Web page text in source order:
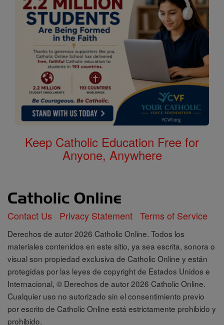
Keep Catholic Education Free for
Anyone, Anywhere
Contact Us Privacy Statement Terms of Service
Derechos de autor 2026 Catholic Online. Todos los
materiales contenidos en este sitio, ya sea escrita, sonora o
visual son propiedad exclusiva de Catholic Online y están
protegidas por las leyes de copyright de Estados Unidos e
Internacional, © Derechos de autor 2026 Catholic Online.
Cualquier uso no autorizado sin el consentimiento previo
por escrito de Catholic Online está estrictamente prohibido y
prohibido.